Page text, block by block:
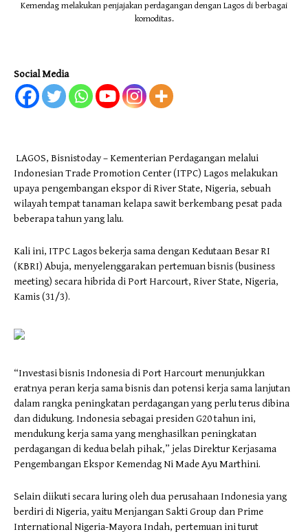
Kemendag melakukan penjajakan perdagangan dengan Lagos di berbagai
komoditas.
Social Media
LAGOS, Bisnistoday – Kementerian Perdagangan melalui
Indonesian Trade Promotion Center (ITPC) Lagos melakukan
upaya pengembangan ekspor di River State, Nigeria, sebuah
wilayah tempat tanaman kelapa sawit berkembang pesat pada
beberapa tahun yang lalu.
Kali ini, ITPC Lagos bekerja sama dengan Kedutaan Besar RI
(KBRI) Abuja, menyelenggarakan pertemuan bisnis (business
meeting) secara hibrida di Port Harcourt, River State, Nigeria,
Kamis (31/3).
“Investasi bisnis Indonesia di Port Harcourt menunjukkan
eratnya peran kerja sama bisnis dan potensi kerja sama lanjutan
dalam rangka peningkatan perdagangan yang perlu terus dibina
dan didukung. Indonesia sebagai presiden G20 tahun ini,
mendukung kerja sama yang menghasilkan peningkatan
perdagangan di kedua belah pihak,” jelas Direktur Kerjasama
Pengembangan Ekspor Kemendag Ni Made Ayu Marthini.
Selain diikuti secara luring oleh dua perusahaan Indonesia yang
berdiri di Nigeria, yaitu Menjangan Sakti Group dan Prime
International Nigeria-Mayora Indah, pertemuan ini turut